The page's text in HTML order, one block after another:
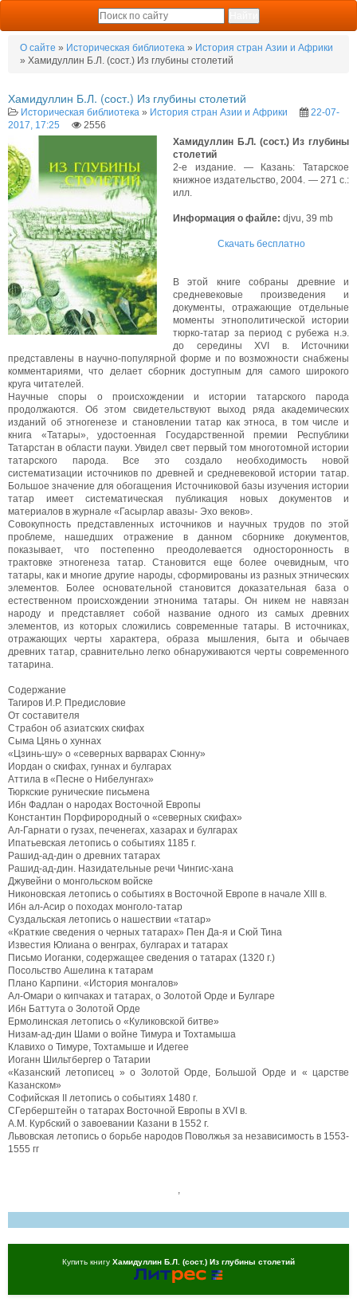
О сайте » Историческая библиотека » История стран Азии и Африки
» Хамидуллин Б.Л. (сост.) Из глубины столетий
Хамидуллин Б.Л. (сост.) Из глубины столетий
Историческая библиотека » История стран Азии и Африки
22-07-
2017, 17:25
2556
Хамидуллин Б.Л. (сост.) Из глубины
столетий
2-е издание. — Казань: Татарское
книжное издательство, 2004. — 271 с.:
илл.
Информация о файле: djvu, 39 mb
Скачать бесплатно
В этой книге собраны древние и
средневековые произведения и
документы, отражающие отдельные
моменты этнополитической истории
тюрко-татар за период с рубежа н.э.
до середины ХVI в. Источники
представлены в научно-популярной форме и по возможности снабжены
комментариями, что делает сборник доступным для самого широкого
круга читателей.
Научные споры о происхождении и истории татарского парода
продолжаются. Об этом свидетельствуют выход ряда академических
изданий об этногенезе и становлении татар как этноса, в том числе и
книга «Татары», удостоенная Государственной премии Республики
Татарстан в области пауки. Увидел свет первый том многотомной истории
татарского парода. Все это создало необходимость новой
систематизации источников по древней и средневековой истории татар.
Большое значение для обогащения Источниковой базы изучения истории
татар имеет систематическая публикация новых документов и
материалов в журнале «Гасырлар авазы- Эхо веков».
Совокупность представленных источников и научных трудов по этой
проблеме, нашедших отражение в данном сборнике документов,
показывает, что постепенно преодолевается односторонность в
трактовке этногенеза татар. Становится еще более очевидным, что
татары, как и многие другие народы, сформированы из разных этнических
элементов. Более основательной становится доказательная база о
естественном происхождении этнонима татары. Он никем не навязан
народу и представляет собой название одного из самых древних
элементов, из которых сложились современные татары. В источниках,
отражающих черты характера, образа мышления, быта и обычаев
древних татар, сравнительно легко обнаруживаются черты современного
татарина.
Содержание
Тагиров И.Р. Предисловие
От составителя
Страбон об азиатских скифах
Сыма Цянь о хуннах
«Цзинь-шу» о «северных варварах Сюнну»
Иордан о скифах, гуннах и булгарах
Аттила в «Песне о Нибелунгах»
Тюркские рунические письмена
Ибн Фадлан о народах Восточной Европы
Константин Порфирородный о «северных скифах»
Ал-Гарнати о гузах, печенегах, хазарах и булгарах
Ипатьевская летопись о событиях 1185 г.
Рашид-ад-дин о древних татарах
Рашид-ад-дин. Назидательные речи Чингис-хана
Джувейни о монгольском войске
Никоновская летопись о событиях в Восточной Европе в начале XIII в.
Ибн ал-Асир о походах монголо-татар
Суздальская летопись о нашествии «татар»
«Краткие сведения о черных татарах» Пен Да-я и Сюй Тина
Известия Юлиана о венграх, булгарах и татарах
Письмо Иоганки, содержащее сведения о татарах (1320 г.)
Посольство Ашелина к татарам
Плано Карпини. «История монгалов»
Ал-Омари о кипчаках и татарах, о Золотой Орде и Булгаре
Ибн Баттута о Золотой Орде
Ермолинская летопись о «Куликовской битве»
Низам-ад-дин Шами о войне Тимура и Тохтамыша
Клавихо о Тимуре, Тохтамыше и Идегее
Иоганн Шильтбергер о Татарии
«Казанский летописец » о Золотой Орде, Большой Орде и « царстве
Казанском»
Софийская II летопись о событиях 1480 г.
СГерберштейн о татарах Восточной Европы в XVI в.
А.М. Курбский о завоевании Казани в 1552 г.
Львовская летопись о борьбе народов Поволжья за независимость в 1553-
1555 гг
,
Купить книгу Хамидуллин Б.Л. (сост.) Из глубины столетий